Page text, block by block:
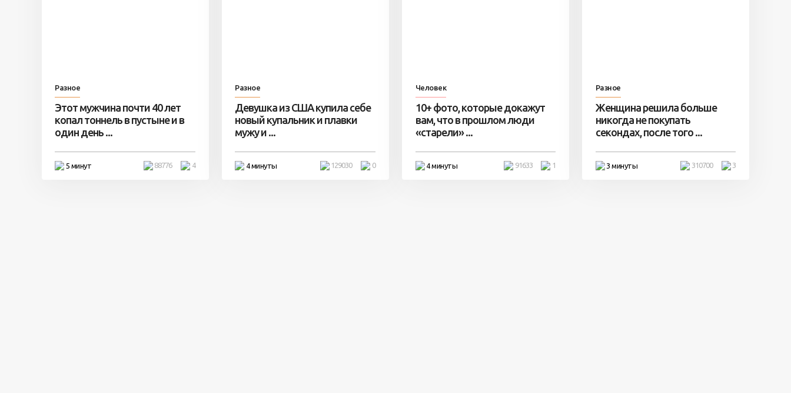
Разное
Этот мужчина почти 40 лет
копал тоннель в пустыне и в
один день ...
5 минут 4
88776
Разное
Девушка из США купила себе
новый купальник и плавки
мужу и ...
4 минуты 0
129030
Человек
10+ фото, которые докажут
вам, что в прошлом люди
«старели» ...
4 минуты 1
91633
Разное
Женщина решила больше
никогда не покупать
секондах, после того ...
3 минуты 3
310700